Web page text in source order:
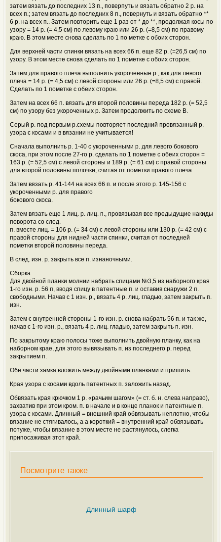
затем вязать до последних 13 п., поверпуть и вязать обратно 2 р. на
всех п.; затем вязать до последних 8 п., повернуть и вязать обратно **
6 р. на всех п.. Затем повторить еще 1 раз от * до **, продолжая косы по
узору = 14 р. (= 4,5 см) по левому краю или 26 р. (=8,5 см) по правому
краю. В этом месте снова сделать по 1 по метке с обоих сторон.
Для верхней части спинки вязать на всех 66 п. еще 82 р. (=26,5 см) по
узору. В этом месте снова сделать по 1 пометке с обоих сторон.
Затем для правого плеча выполнить укороченные р., как для левого
плеча = 14 р. (= 4,5 см) с левой стороны или 26 р. (=8,5 см) с правой.
Сделать по 1 пометке с обеих сторон.
Затем на всех 66 п. вязать для второй половины переда 182 р. (= 52,5
см) по узору без укороченных р. Затем продолжить по схеме В.
Серый р. под первым р.схемы повторяет последний провязанный р.
узора с косами и в вязании не учитывается!
Сначала выполнить р. 1-40 с укороченными р. для левого бокового
скоса, при этом после 27-го р. сделать по 1 пометке с обеих сторон =
163 р. (= 52,5 см) с левой стороны и 189 р. (= 61 см) с правой стороны
для второй половины полочки, считая от пометки правого плеча.
Затем вязать р. 41-144 на всех 66 п. и после этого р. 145-156 с
укороченными р. для правого
бокового скоса.
Затем вязать еще 1 лиц. р. лиц. п., провязывая все предыдущие накиды
поворота со след.
п. вместе лиц. = 106 р. (= 34 см) с левой стороны или 130 р. (= 42 см) с
правой стороны для нидней части спинки, считая от последней
пометки второй половины переда.
В след. изн. р. закрыть все п. изнаночными.
Сборка
Для двойной планки молнии набрать спицами №3,5 из наборного края
1-го изн. р. 56 п, вводя спицу в патентные п. и оставив снаружи 2 п.
свободными. Начав с 1 изн. р., вязать 4 р. лиц. гладью, затем закрыть п.
изн.
Затем с внутренней стороны 1-го изн. р. снова набрать 56 п. и так же,
начав с 1-го изн. р., вязать 4 р. лиц. гладью, затем закрыть п. изн.
По закрытому краю полосы тоже выполнить двойную планку, как на
наборном крае, для этого вывязывать п. из последнего р. перед
закрытием п.
Обе части замка вложить между двойными планками и пришить.
Края узора с косами вдоль патентных п. заложить назад.
Обвязать края крючком 1 р. «рачьим шагом» (= ст. б. н. слева направо),
захватив при этом кром. п. в начале и в конце планок и патентные п.
узора с косами. Длинный = внешний край обвязывать неплотно, чтобы
вязание не стягивалось, а а короткий = внутренний край обвязывать
потуже, чтобы вязание в этом месте не растянулось, слегка
припосаживая этот край.
Посмотрите также
Длинный шарф